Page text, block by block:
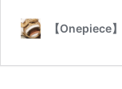
【Onepiece